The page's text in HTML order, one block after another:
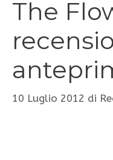
The
10 Luglio 2012 di